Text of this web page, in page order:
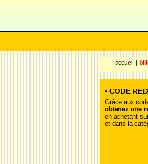
accueil |
• CODE
Grâce aux
obtenez une
en achetant
et dans la